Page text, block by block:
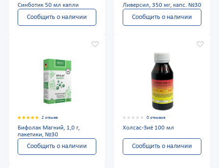
Синботик 50 мл капли
Сообщить о наличии
Ливерсил, 350 мг, капс. №30
Сообщить о наличии
2 отзыва
Бифолак Магний, 1,0 г,
пакетики, №30
Сообщить о наличии
0 отзывов
Холсас-Зиё 100 мл
Сообщить о наличии